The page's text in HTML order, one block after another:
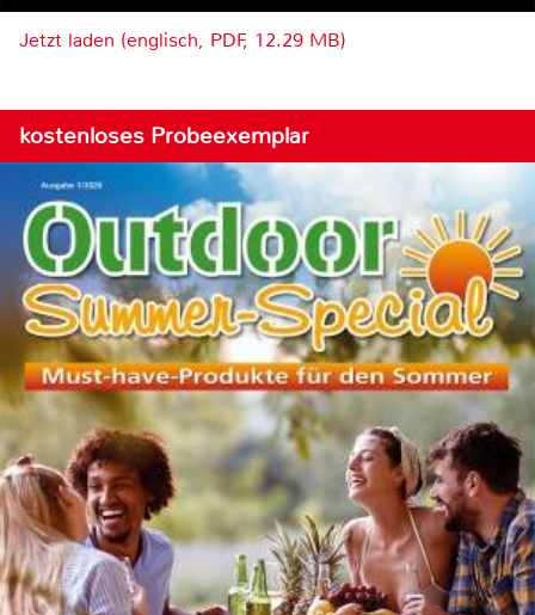
Jetzt laden (englisch, PDF, 12.29 MB)
kostenloses Probeexemplar